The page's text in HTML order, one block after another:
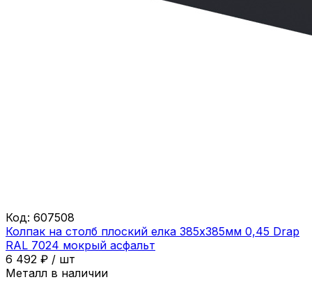
Код: 607508
Колпак на столб плоский елка 385х385мм 0,45 Drap
RAL 7024 мокрый асфальт
6 492 ₽ / шт
Металл в наличии